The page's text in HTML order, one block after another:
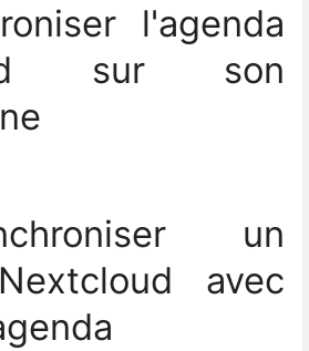
l'agenda
sur son
un
avec